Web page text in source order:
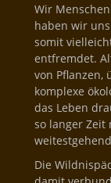
Wir
haben wir
somit
entfremdet.
von Pflanzen,
komplexe
das Leben
so langer Zeit
Die